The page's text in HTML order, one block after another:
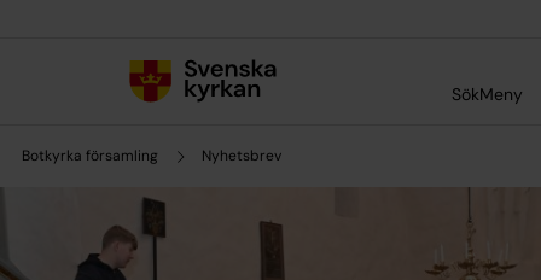
SökMeny
Botkyrka församling Nyhetsbrev